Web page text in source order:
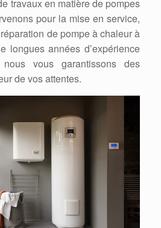
travaux en matière de pompes
pour la mise en service,
de pompe à chaleur à
longues années d’expérience
vous garantissons des
de vos attentes.